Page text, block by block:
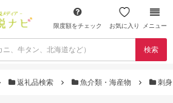
限度額をチェック お気に入り メニュー
検索
返礼品検索 魚介類・海産物 刺